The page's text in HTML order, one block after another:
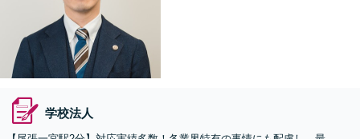
学校法人